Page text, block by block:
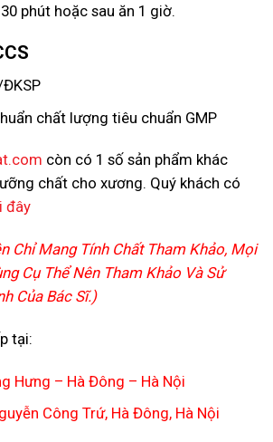
phút hoặc sau ăn 1 giờ.
chất lượng tiêu chuẩn GMP
còn có 1 số sản phẩm khác
chất cho xương. Quý khách có
đây
Chỉ Mang Tính Chất Tham Khảo, Mọi
Cụ Thể Nên Tham Khảo Và Sử
Của Bác Sĩ.)
tại:
Hưng – Hà Đông – Hà Nội
Công Trứ, Hà Đông, Hà Nội